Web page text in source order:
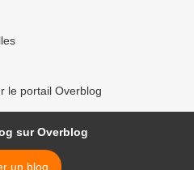
le portail Overblog
sur Overblog
un blog